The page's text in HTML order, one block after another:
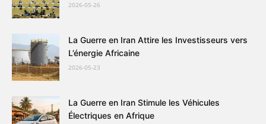
2026-05-26
La Guerre en Iran Attire les Investisseurs vers
L’énergie Africaine
2026-05-23
La Guerre en Iran Stimule les Véhicules
Électriques en Afrique